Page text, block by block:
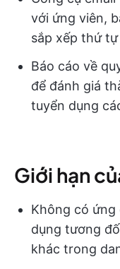
với ứng viên,
sắp xếp thứ tự
Báo cáo về
để đánh giá
tuyển dụng
Giới hạn
Không có ứng
dụng tương
khác trong